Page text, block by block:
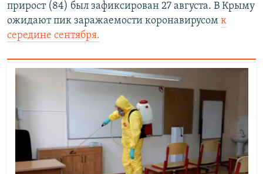
прирост (84) был зафиксирован 27 августа. В Крыму
ожидают пик заражаемости коронавирусом к
середине сентября.